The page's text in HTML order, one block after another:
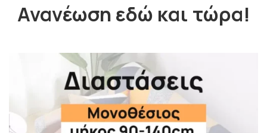
Ανανέωση εδώ και τώρα!